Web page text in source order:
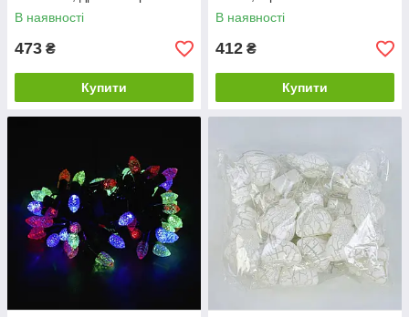
В наявності
473 ₴
Купити
В наявності
412 ₴
Купити